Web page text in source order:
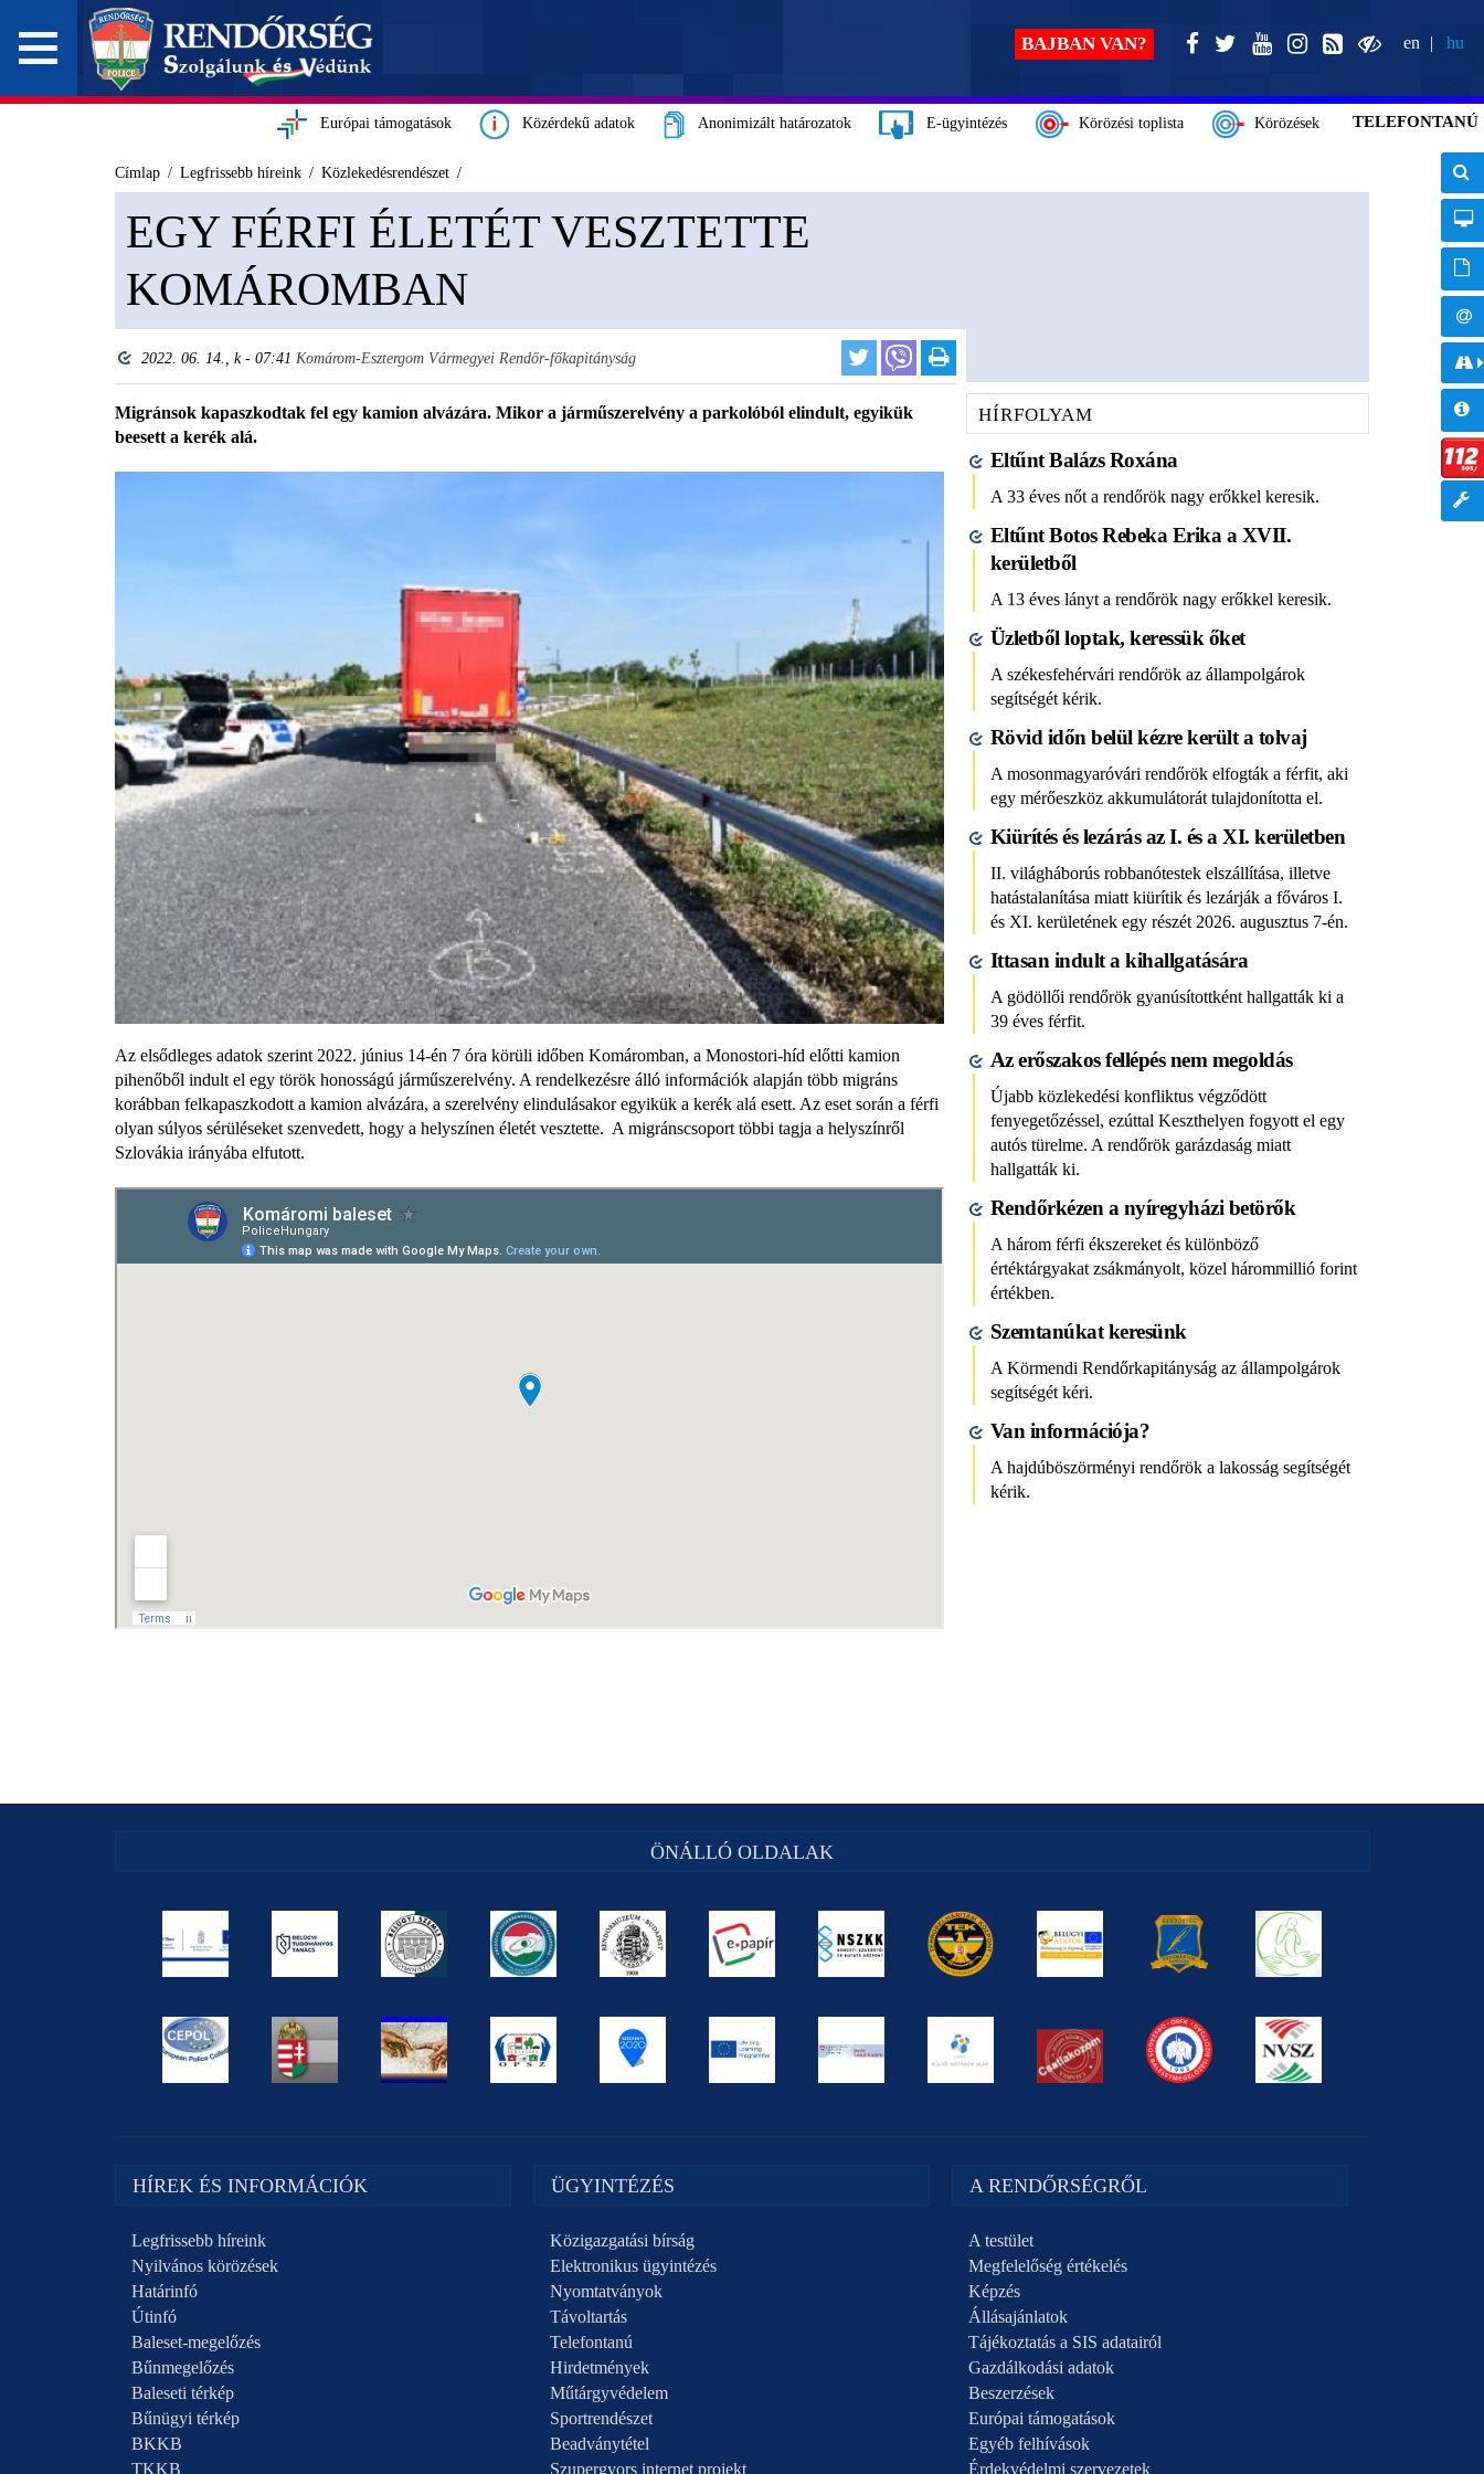
en hu
BAJBAN VAN?
Európai támogatások Közérdekű adatok Anonimizált határozatok E-ügyintézés Körözési toplista Körözések TELEFONTANÚ
Címlap Legfrissebb híreink Közlekedésrendészet
EGY FÉRFI ÉLETÉT VESZTETTE
KOMÁROMBAN
2022. 06. 14., k - 07:41 Komárom-Esztergom Vármegyei Rendőr-főkapitányság
Migránsok kapaszkodtak fel egy kamion alvázára. Mikor a járműszerelvény a parkolóból elindult, egyikük
beesett a kerék alá.
Az elsődleges adatok szerint 2022. június 14-én 7 óra körüli időben Komáromban, a Monostori-híd előtti kamion
pihenőből indult el egy török honosságú járműszerelvény. A rendelkezésre álló információk alapján több migráns
korábban felkapaszkodott a kamion alvázára, a szerelvény elindulásakor egyikük a kerék alá esett. Az eset során a férfi
olyan súlyos sérüléseket szenvedett, hogy a helyszínen életét vesztette. A migránscsoport többi tagja a helyszínről
Szlovákia irányába elfutott.
HÍRFOLYAM
Eltűnt Balázs Roxána
A 33 éves nőt a rendőrök nagy erőkkel keresik.
Eltűnt Botos Rebeka Erika a XVII.
kerületből
A 13 éves lányt a rendőrök nagy erőkkel keresik.
Üzletből loptak, keressük őket
A székesfehérvári rendőrök az állampolgárok
segítségét kérik.
Rövid időn belül kézre került a tolvaj
A mosonmagyaróvári rendőrök elfogták a férfit, aki
egy mérőeszköz akkumulátorát tulajdonította el.
Kiürítés és lezárás az I. és a XI. kerületben
II. világháborús robbanótestek elszállítása, illetve
hatástalanítása miatt kiürítik és lezárják a főváros I.
és XI. kerületének egy részét 2026. augusztus 7-én.
Ittasan indult a kihallgatására
A gödöllői rendőrök gyanúsítottként hallgatták ki a
39 éves férfit.
Az erőszakos fellépés nem megoldás
Újabb közlekedési konfliktus végződött
fenyegetőzéssel, ezúttal Keszthelyen fogyott el egy
autós türelme. A rendőrök garázdaság miatt
hallgatták ki.
Rendőrkézen a nyíregyházi betörők
A három férfi ékszereket és különböző
értéktárgyakat zsákmányolt, közel hárommillió forint
értékben.
Szemtanúkat keresünk
A Körmendi Rendőrkapitányság az állampolgárok
segítségét kéri.
Van információja?
A hajdúböszörményi rendőrök a lakosság segítségét
kérik.
ÖNÁLLÓ OLDALAK
HÍREK ÉS INFORMÁCIÓK
Legfrissebb híreink
Nyilvános körözések
Határinfó
Útinfó
Baleset-megelőzés
Bűnmegelőzés
Baleseti térkép
Bűnügyi térkép
BKKB
TKKB
ÜGYINTÉZÉS
Közigazgatási bírság
Elektronikus ügyintézés
Nyomtatványok
Távoltartás
Telefontanú
Hirdetmények
Műtárgyvédelem
Sportrendészet
Beadványtétel
Szupergyors internet projekt
A RENDŐRSÉGRŐL
A testület
Megfelelőség értékelés
Képzés
Állásajánlatok
Tájékoztatás a SIS adatairól
Gazdálkodási adatok
Beszerzések
Európai támogatások
Egyéb felhívások
Érdekvédelmi szervezetek